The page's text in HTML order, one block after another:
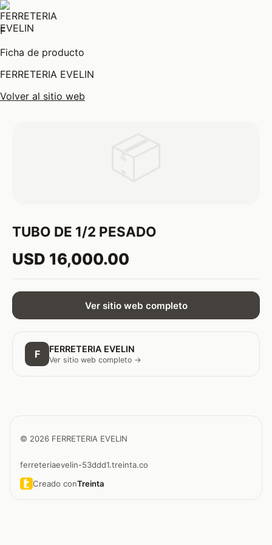
F
Ficha de producto
FERRETERIA EVELIN
Volver al sitio web
TUBO DE 1/2 PESADO
USD 16,000.00
Ver sitio web completo
F FERRETERIA EVELIN
Ver sitio web completo →
© 2026 FERRETERIA EVELIN
ferreteriaevelin-53ddd1.treinta.co
Creado conTreinta